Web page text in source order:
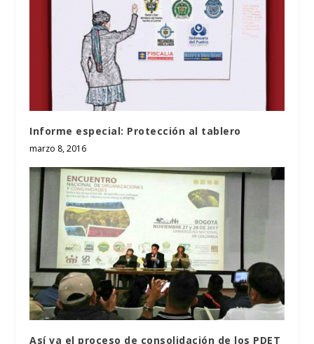
Informe especial: Protección al tablero
marzo 8, 2016
Así va el proceso de consolidación de los PDET